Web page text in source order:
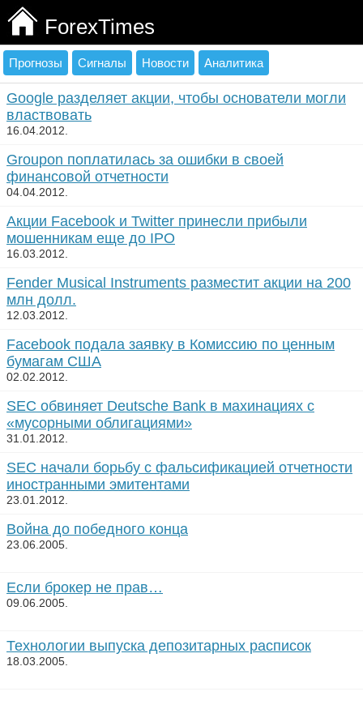
ForexTimes
Прогнозы Сигналы Новости Аналитика
Google разделяет акции, чтобы основатели могли
властвовать
16.04.2012.
Groupon поплатилась за ошибки в своей
финансовой отчетности
04.04.2012.
Акции Facebook и Twitter принесли прибыли
мошенникам еще до IPO
16.03.2012.
Fender Musical Instruments разместит акции на 200
млн долл.
12.03.2012.
Facebook подала заявку в Комиссию по ценным
бумагам США
02.02.2012.
SEC обвиняет Deutsche Bank в махинациях с
«мусорными облигациями»
31.01.2012.
SEC начали борьбу с фальсификацией отчетности
иностранными эмитентами
23.01.2012.
Война до победного конца
23.06.2005.
Если брокер не прав…
09.06.2005.
Технологии выпуска депозитарных расписок
18.03.2005.